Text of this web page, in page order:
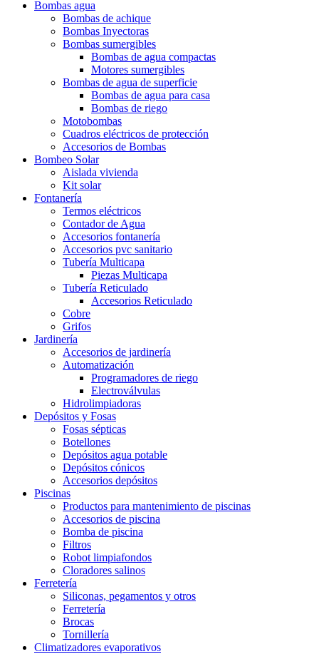
Bombas agua
Bombas de achique
Bombas Inyectoras
Bombas sumergibles
Bombas de agua compactas
Motores sumergibles
Bombas de agua de superficie
Bombas de agua para casa
Bombas de riego
Motobombas
Cuadros eléctricos de protección
Accesorios de Bombas
Bombeo Solar
Aislada vivienda
Kit solar
Fontanería
Termos eléctricos
Contador de Agua
Accesorios fontanería
Accesorios pvc sanitario
Tubería Multicapa
Piezas Multicapa
Tubería Reticulado
Accesorios Reticulado
Cobre
Grifos
Jardinería
Accesorios de jardinería
Automatización
Programadores de riego
Electroválvulas
Hidrolimpiadoras
Depósitos y Fosas
Fosas sépticas
Botellones
Depósitos agua potable
Depósitos cónicos
Accesorios depósitos
Piscinas
Productos para mantenimiento de piscinas
Accesorios de piscina
Bomba de piscina
Filtros
Robot limpiafondos
Cloradores salinos
Ferretería
Siliconas, pegamentos y otros
Ferretería
Brocas
Tornillería
Climatizadores evaporativos